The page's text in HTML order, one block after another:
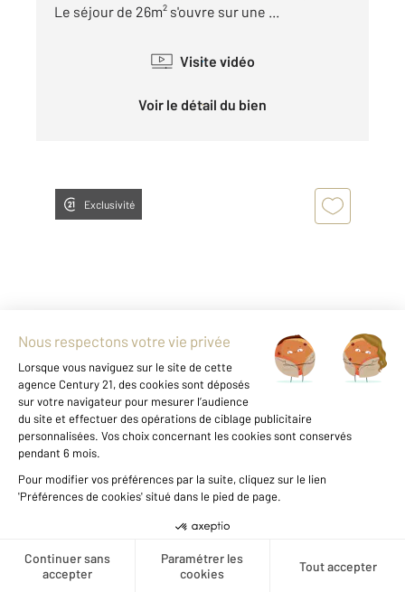
Créer une alerte
Le séjour de 26m² s'ouvre sur une ...
Visite vidéo
Voir le détail du bien
Exclusivité
CHOZEAU 38
124,99 m , 7 pièces
Ref : 6070
Maison à vendre
418 000 €
Chozeau (38460) - Authentique maison en
pierre avec dépendance Laissez-vous séduire
par le charme intemporel de cette magnifique